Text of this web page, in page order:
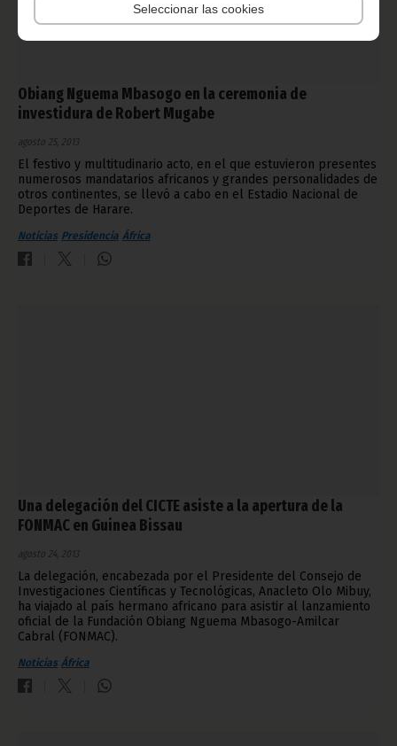
Seleccionar las cookies
Obiang Nguema Mbasogo en la ceremonia de
investidura de Robert Mugabe
agosto 25, 2013
El festivo y multitudinario acto, en el que estuvieron presentes
numerosos mandatarios africanos y grandes personalidades de
otros continentes, se llevó a cabo en el Estadio Nacional de
Deportes de Harare.
Noticias Presidencia África
Una delegación del CICTE asiste a la apertura de la
FONMAC en Guinea Bissau
agosto 24, 2013
La delegación, encabezada por el Presidente del Consejo de
Investigaciones Científicas y Tecnológicas, Anacleto Olo Mibuy,
ha viajado al país hermano africano para asistir al lanzamiento
oficial de la Fundación Obiang Nguema Mbasogo-Amilcar
Cabral (FONMAC).
Noticias África